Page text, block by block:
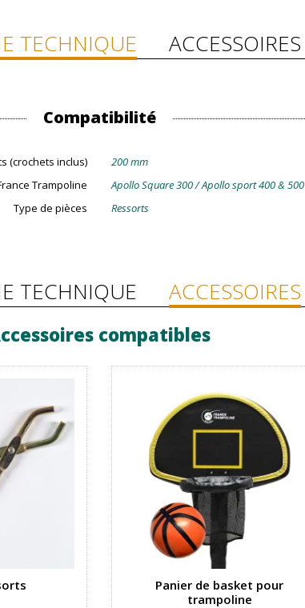
TECHNIQUE ACCESSOIRES
Compatibilité
(crochets inclus)
200 mm
Trampoline
Apollo Square 300 / Apollo sport 400 & 500
Type de pièces
Ressorts
TECHNIQUE ACCESSOIRES
compatibles
Panier de basket pour
trampoline